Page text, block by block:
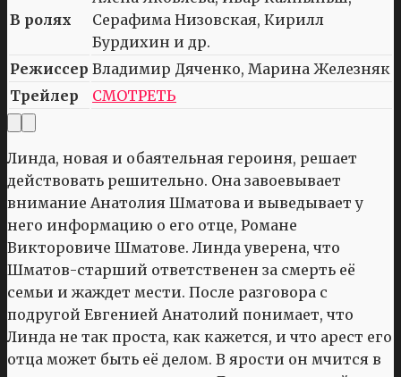
В ролях
Серафима Низовская, Кирилл
Бурдихин и др.
Режиссер Владимир Дяченко, Марина Железняк
Трейлер
СМОТРЕТЬ
Линда, новая и обаятельная героиня, решает
действовать решительно. Она завоевывает
внимание Анатолия Шматова и выведывает у
него информацию о его отце, Романе
Викторовиче Шматове. Линда уверена, что
Шматов-старший ответственен за смерть её
семьи и жаждет мести. После разговора с
подругой Евгенией Анатолий понимает, что
Линда не так проста, как кажется, и что арест его
отца может быть её делом. В ярости он мчится в